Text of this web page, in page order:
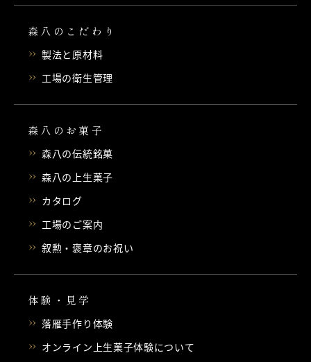
森八のこだわり
製法と原材料
工場の衛生管理
森八のお菓子
森八の伝統銘菓
森八の上生菓子
カタログ
工場のご案内
叙勲・褒章のお祝い
体験・見学
落雁手作り体験
オンライン上生菓子体験について